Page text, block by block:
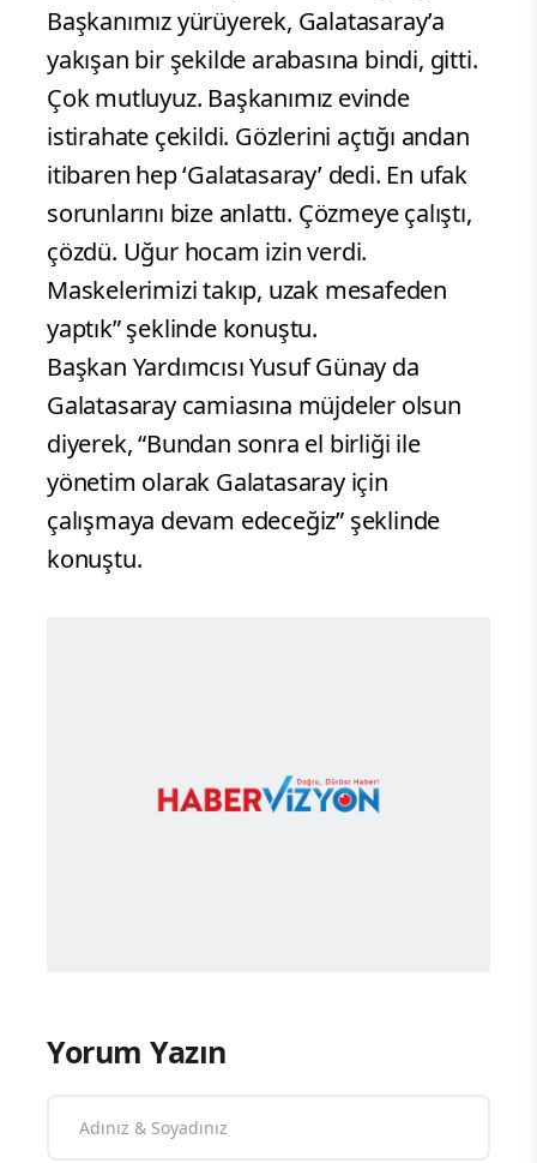
Başkanımız yürüyerek, Galatasaray’a
yakışan bir şekilde arabasına bindi, gitti.
Çok mutluyuz. Başkanımız evinde
istirahate çekildi. Gözlerini açtığı andan
itibaren hep ‘Galatasaray’ dedi. En ufak
sorunlarını bize anlattı. Çözmeye çalıştı,
çözdü. Uğur hocam izin verdi.
Maskelerimizi takıp, uzak mesafeden
yaptık” şeklinde konuştu.
Başkan Yardımcısı Yusuf Günay da
Galatasaray camiasına müjdeler olsun
diyerek, “Bundan sonra el birliği ile
yönetim olarak Galatasaray için
çalışmaya devam edeceğiz” şeklinde
konuştu.
Yorum Yazın